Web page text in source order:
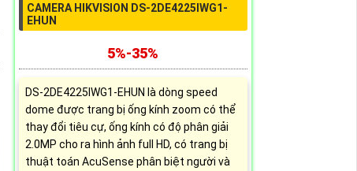
CAMERA HIKVISION DS-2DE4225IWG1-
EHUN
5%-35%
DS-2DE4225IWG1-EHUN là dòng speed
dome được trang bị ống kính zoom có thể
thay đổi tiêu cự, ống kính có độ phân giải
2.0MP cho ra hình ảnh full HD, có trang bị
thuật toán AcuSense phân biệt người và